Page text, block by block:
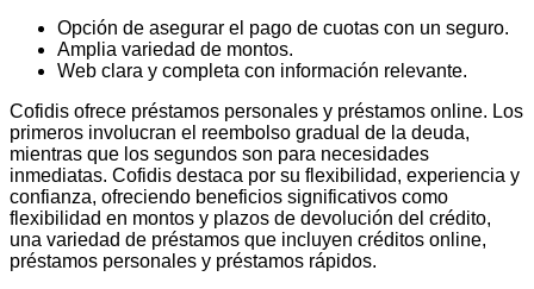
Opción de asegurar el pago de cuotas con un seguro.
Amplia variedad de montos.
Web clara y completa con información relevante.
Cofidis ofrece préstamos personales y préstamos online. Los
primeros involucran el reembolso gradual de la deuda,
mientras que los segundos son para necesidades
inmediatas. Cofidis destaca por su flexibilidad, experiencia y
confianza, ofreciendo beneficios significativos como
flexibilidad en montos y plazos de devolución del crédito,
una variedad de préstamos que incluyen créditos online,
préstamos personales y préstamos rápidos.